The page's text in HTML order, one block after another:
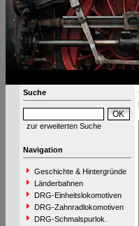
Suche
zur erweiterten Suche
Navigation
Geschichte & Hintergründe
Länderbahnen
DRG-Einheitslokomotiven
DRG-Zahnradlokomotiven
DRG-Schmalspurlok.